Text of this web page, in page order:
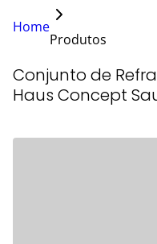
Home
Produtos
Conjunto de
Haus Concept